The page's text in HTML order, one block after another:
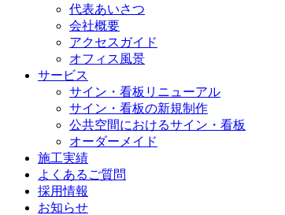
代表あいさつ
会社概要
アクセスガイド
オフィス風景
サービス
サイン・看板リニューアル
サイン・看板の新規制作
公共空間におけるサイン・看板
オーダーメイド
施工実績
よくあるご質問
採用情報
お知らせ